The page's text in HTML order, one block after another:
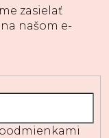
zasielať
našom e-
podmienkami